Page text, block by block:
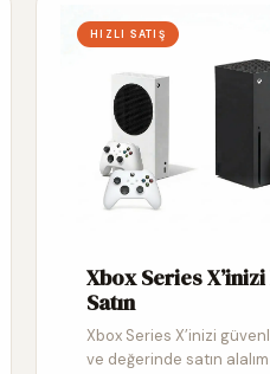
HIZLI SATIŞ
Xbox Series
Satın
Xbox Series X’inizi
ve değerinde satın alalım